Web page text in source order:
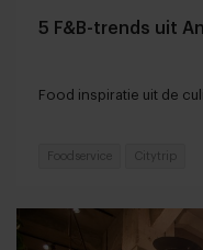
5 F&B-trends uit
Food inspiratie uit de
Foodservice Citytrip